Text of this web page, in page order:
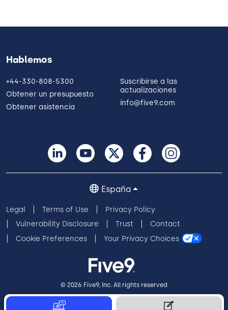
Hablemos
+44-330-808-5300
Obtener un presupuesto
Obtener asistencia
Suscribirse a las
actualizaciones
info@five9.com
Legal Terms of Use
Privacy Policy
Vulnerability Disclosure
Trust
Contact
Cookie Preferences
Your Privacy Choices
España
© 2026 Five9, Inc. All rights reserved